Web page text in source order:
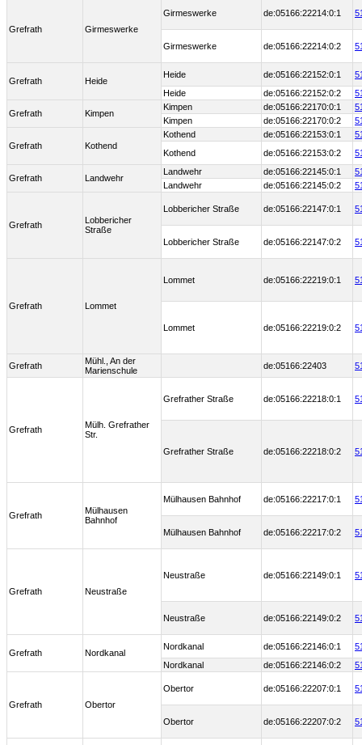
Grefrath Girmeswerke
Girmeswerke de:05166:22214:0:1
Girmeswerke de:05166:22214:0:2
Grefrath Heide
Heide de:05166:22152:0:1
Heide
de:05166:22152:0:2
Grefrath Kimpen
Kimpen de:05166:22170:0:1
Kimpen
de:05166:22170:0:2
Grefrath Kothend
Kothend de:05166:22153:0:1
Kothend
de:05166:22153:0:2
Grefrath Landwehr
Landwehr de:05166:22145:0:1
Landwehr
de:05166:22145:0:2
Grefrath
Lobbericher
Straße
Lobbericher Straße de:05166:22147:0:1
Lobbericher Straße de:05166:22147:0:2
Grefrath Lommet
Lommet de:05166:22219:0:1
Lommet de:05166:22219:0:2
Grefrath
Mühl., An der
Marienschule
de:05166:22403
Grefrath
Mülh. Grefrather
Str.
Grefrather Straße de:05166:22218:0:1
Grefrather Straße de:05166:22218:0:2
Grefrath
Mülhausen
Bahnhof
Mülhausen Bahnhof de:05166:22217:0:1
Mülhausen Bahnhof de:05166:22217:0:2
Grefrath Neustraße
Neustraße de:05166:22149:0:1
Neustraße de:05166:22149:0:2
Grefrath Nordkanal
Nordkanal de:05166:22146:0:1
Nordkanal
de:05166:22146:0:2
Grefrath Obertor
Obertor de:05166:22207:0:1
Obertor de:05166:22207:0:2